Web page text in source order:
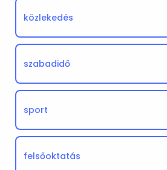
közlekedés
szabadidő
sport
felsőoktatás